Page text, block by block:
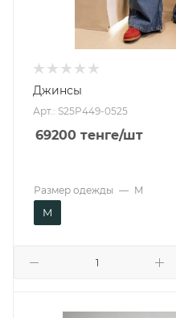
Джинсы
Арт.: S25P449-0525
69200 тенге/шт
Размер одежды — M
M